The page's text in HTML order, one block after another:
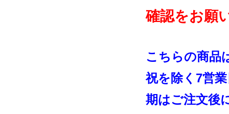
確認をお願
こちらの商品
祝を除く7営
期はご注文後